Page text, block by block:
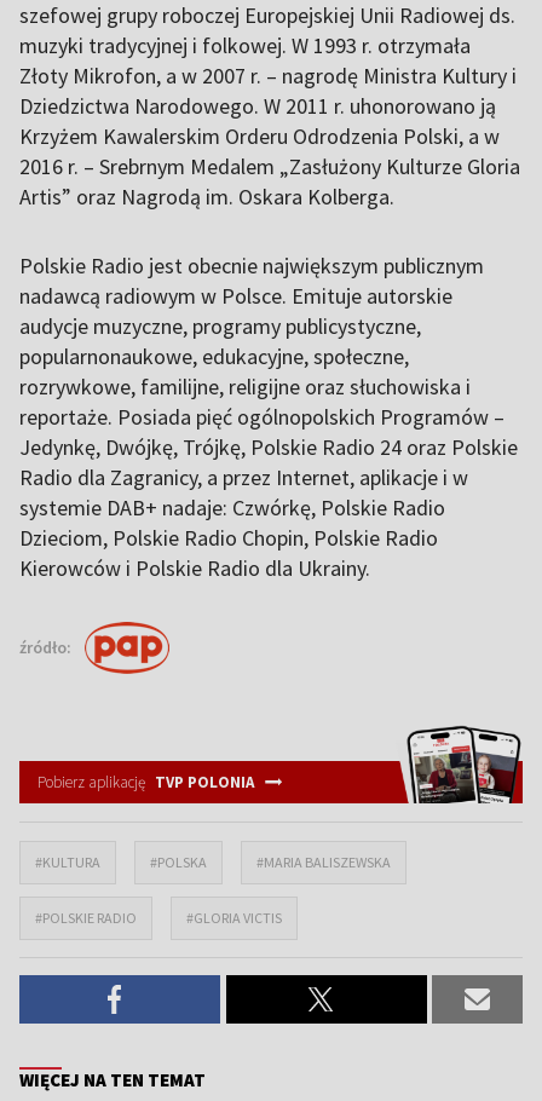
szefowej grupy roboczej Europejskiej Unii Radiowej ds.
muzyki tradycyjnej i folkowej. W 1993 r. otrzymała
Złoty Mikrofon, a w 2007 r. – nagrodę Ministra Kultury i
Dziedzictwa Narodowego. W 2011 r. uhonorowano ją
Krzyżem Kawalerskim Orderu Odrodzenia Polski, a w
2016 r. – Srebrnym Medalem „Zasłużony Kulturze Gloria
Artis” oraz Nagrodą im. Oskara Kolberga.
Polskie Radio jest obecnie największym publicznym
nadawcą radiowym w Polsce. Emituje autorskie
audycje muzyczne, programy publicystyczne,
popularnonaukowe, edukacyjne, społeczne,
rozrywkowe, familijne, religijne oraz słuchowiska i
reportaże. Posiada pięć ogólnopolskich Programów –
Jedynkę, Dwójkę, Trójkę, Polskie Radio 24 oraz Polskie
Radio dla Zagranicy, a przez Internet, aplikacje i w
systemie DAB+ nadaje: Czwórkę, Polskie Radio
Dzieciom, Polskie Radio Chopin, Polskie Radio
Kierowców i Polskie Radio dla Ukrainy.
źródło:
Pobierz aplikację TVP POLONIA
#KULTURA #POLSKA #MARIA BALISZEWSKA
#POLSKIE RADIO #GLORIA VICTIS
WIĘCEJ NA TEN TEMAT